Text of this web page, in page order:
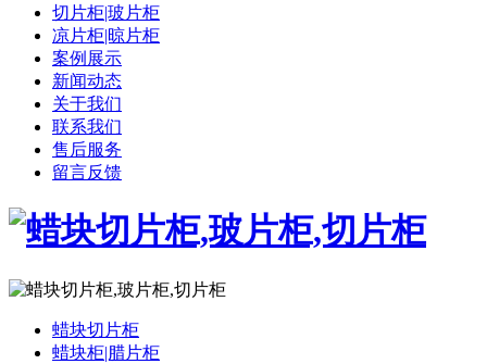
切片柜|玻片柜
凉片柜|晾片柜
案例展示
新闻动态
关于我们
联系我们
售后服务
留言反馈
蜡块切片柜
蜡块柜|腊片柜